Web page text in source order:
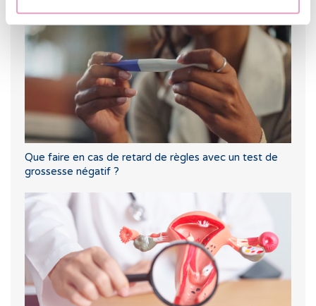
Que faire en cas de retard de règles avec un test de
grossesse négatif ?